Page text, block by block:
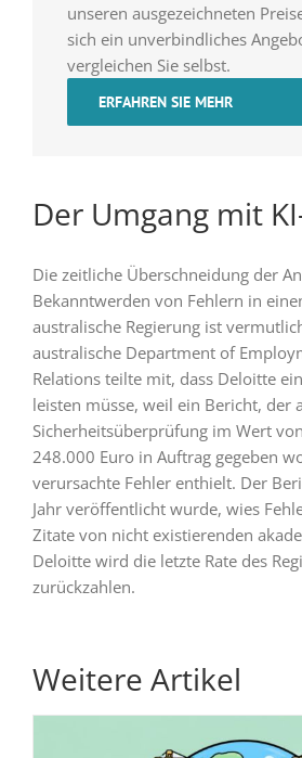
unseren ausgezeichneten
sich ein unverbindliches
vergleichen Sie selbst.
ERFAHREN SIE MEHR
Der Umgang mit
Die zeitliche Überschneidung der
Bekanntwerden von Fehlern in
australische Regierung ist
australische Department of
Relations teilte mit, dass Deloitte
leisten müsse, weil ein Bericht, der
Sicherheitsüberprüfung im Wert
248.000 Euro in Auftrag gegeben
verursachte Fehler enthielt. Der
Jahr veröffentlicht wurde, wies
Zitate von nicht existierenden
Deloitte wird die letzte Rate des
zurückzahlen.
Weitere Artikel